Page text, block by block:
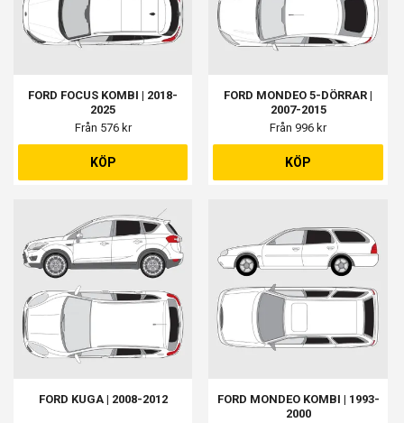
FORD FOCUS KOMBI | 2018-
2025
Från 576 kr
KÖP
FORD MONDEO 5-DÖRRAR |
2007-2015
Från 996 kr
KÖP
FORD KUGA | 2008-2012
FORD MONDEO KOMBI | 1993-
2000